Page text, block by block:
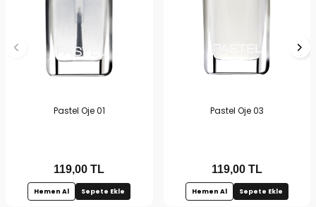
Pastel Oje 01
119,00 TL
Hemen Al Sepete Ekle
Pastel Oje 03
119,00TL
Hemen Al Sepete Ekle